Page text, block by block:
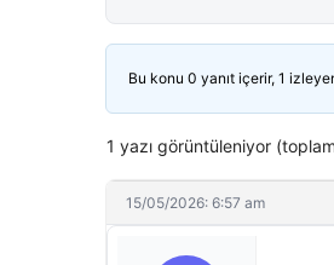
Bu konu 0 yanıt içerir, 1
1 yazı görüntüleniyor
15/05/2026: 6:57 am